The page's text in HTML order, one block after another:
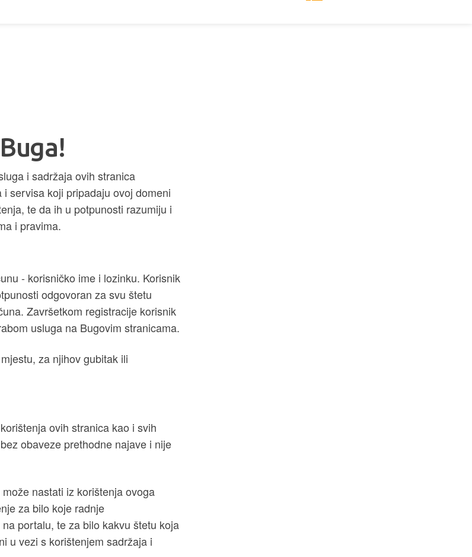
i sadržaja ovih stranica
servisa koji pripadaju ovoj domeni
te da ih u potpunosti razumiju i
i pravima.
- korisničko ime i lozinku. Korisnik
odgovoran za svu štetu
Završetkom registracije korisnik
usluga na Bugovim stranicama.
za njihov gubitak ili
ovih stranica kao i svih
obaveze prethodne najave i nije
nastati iz korištenja ovoga
za bilo koje radnje
portalu, te za bilo kakvu štetu koja
u vezi s korištenjem sadržaja i